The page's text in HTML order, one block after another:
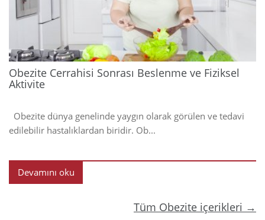
2023
Obezite Cerrahisi Sonrası Beslenme ve Fiziksel
Aktivite
Obezite dünya genelinde yaygın olarak görülen ve tedavi
edilebilir hastalıklardan biridir. Ob...
Devamını oku
Tüm Obezite içerikleri →